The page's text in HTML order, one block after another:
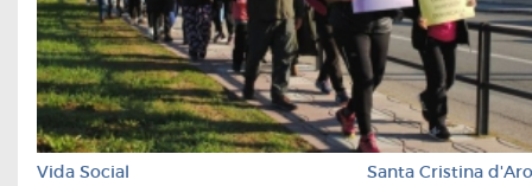
Vida Social Santa Cristina d'Aro